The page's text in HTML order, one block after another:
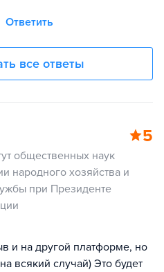
Ответить
все ответы
5
общественных наук
народного хозяйства и
при Президенте
и на другой платформе, но
всякий случай) Это будет